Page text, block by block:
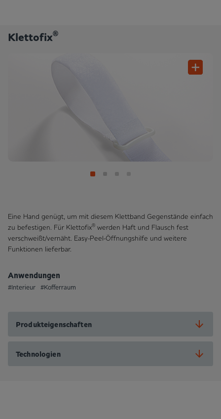
Klettofix®
Eine Hand genügt, um mit diesem Klettband Gegenstände einfach
zu befestigen. Für Klettofix® werden Haft und Flausch fest
verschweißt/vernäht. Easy-Peel-Öffnungshilfe und weitere
Funktionen lieferbar.
Anwendungen
#Interieur #Kofferraum
Produkteigenschaften
Technologien